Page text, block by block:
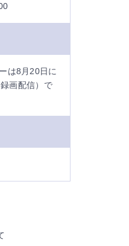
は8月20日に
画配信）で